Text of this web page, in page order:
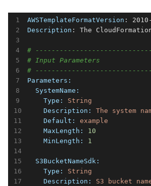
AWSTemplateFormatVersion
Description : The
#
# Input Parameters
#
Parameters:
  SystemName:
    Type:
String
    Description:
The system
    Default:
example
    MaxLength:
10
    MinLength:
1
  S3BucketNameSdk:
    Type:
String
    Description:
S3 bucket